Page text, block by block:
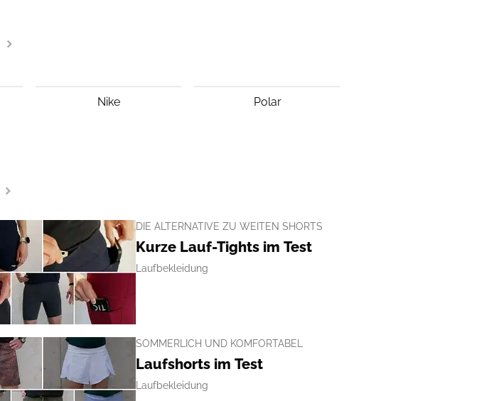
Nike Polar
DIE ALTERNATIVE ZU WEITEN SHORTS
Kurze Lauf-Tights im Test
Laufbekleidung
SOMMERLICH UND KOMFORTABEL
Laufshorts im Test
Laufbekleidung